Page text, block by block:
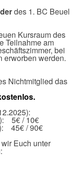
des 1. BC Beuel
Kursraum des
Teilnahme am
bei
erworben werden.
Nichtmitglied das
5€ / 10€
45€ / 90€
Euch unter